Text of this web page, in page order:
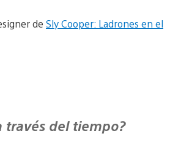
de Sly Cooper: Ladrones en el
través del tiempo?